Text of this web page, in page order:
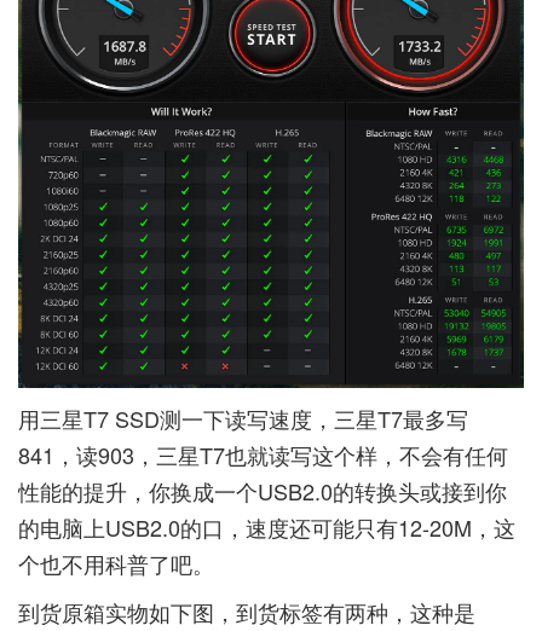
用三星T7 SSD测一下读写速度，三星T7最多写
841，读903，三星T7也就读写这个样，不会有任何
性能的提升，你换成一个USB2.0的转换头或接到你
的电脑上USB2.0的口，速度还可能只有12-20M，这
个也不用科普了吧。
到货原箱实物如下图，到货标签有两种，这种是